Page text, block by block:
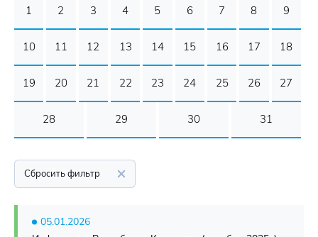
1 2 3 4 5 6 7 8 9
10 11 12 13 14 15 16 17 18
19 20 21 22 23 24 25 26 27
28 29 30 31
Сбросить фильтр
05.01.2026